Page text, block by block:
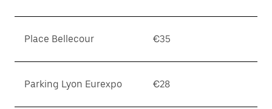
Place Bellecour €35
Parking Lyon Eurexpo €28